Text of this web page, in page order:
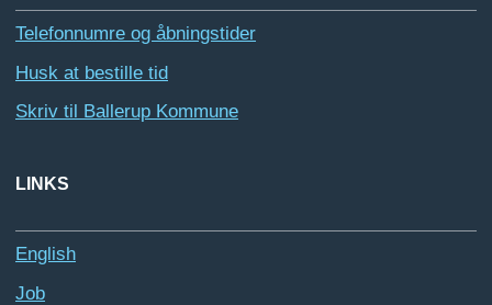
Telefonnumre og åbningstider
Husk at bestille tid
Skriv til Ballerup Kommune
LINKS
English
Job